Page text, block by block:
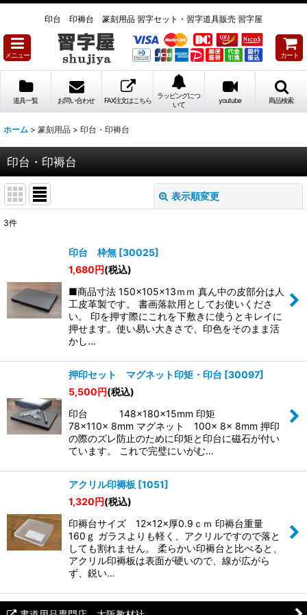
印台 印褥台 篆刻用品 習字セット・習字道具販売 習字屋
メニュー カート
道具一覧 お問い合わせ FAX注文はこちら
ラッピングにつ
いて
youtube 商品検索
ホーム > 篆刻用品 > 印台・印褥台
印台・印褥台
表示順変更
絞り込む
3件
印台 枠無 [30025]
1,680円(税込)
■商品寸法 150×105×13ｍｍ 真ん中の皮部分は人
工皮革製です。 書画落款用としてお使いくださ
い。 印を押す際にこれを下敷きに使うとキレイに
押せます。使い易い大きさで、印色をそのまま活
かし…
押印セット マグネット印矩・印台 [30097]
5,500円(税込)
印台 148×180×15mm 印矩
78×110× 8mm マグネット 100× 8× 8mm 押印
の際のズレ防止のために印矩と印台に磁石が付い
ています。 これで完璧にいがむ…
アクリル印褥板 [1051]
1,320円(税込)
印褥台サイズ 12×12×厚0.9ｃｍ 印褥台重量
160ｇ ガラスよりも軽く、アクリルですので落と
しても割れません。 柔らかい印褥台と比べると、
アクリル印褥板は表面が硬いので、線が広がら
ず、鋭い…